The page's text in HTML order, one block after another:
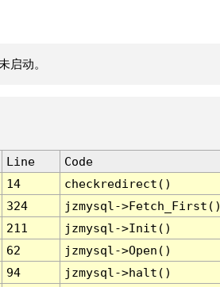
启动。
Line
Code
14
checkredirect()
324
jzmysql-
211
jzmysql->Init()
62
jzmysql->Open()
94
jzmysql->halt()